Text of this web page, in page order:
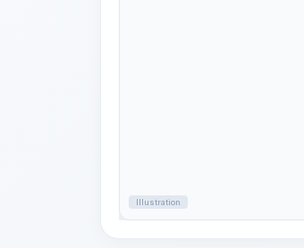
Illustration